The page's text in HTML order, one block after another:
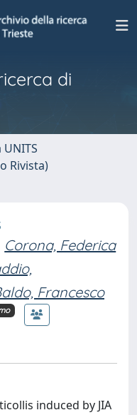
di
Rivista)
Corona, Federica
Francesco
induced by JIA